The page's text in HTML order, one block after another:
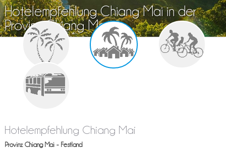
Hotelempfehlung Chiang Mai in der
Provinz Chiang Mai
Hotelempfehlung Chiang Mai
Provinz Chiang Mai - Festland